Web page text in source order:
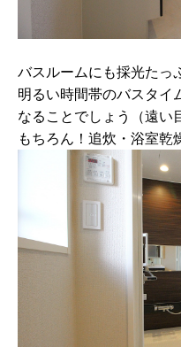
バスルームにも採光たっ
明るい時間帯のバスタイ
なることでしょう（遠い
もちろん！追炊・浴室乾